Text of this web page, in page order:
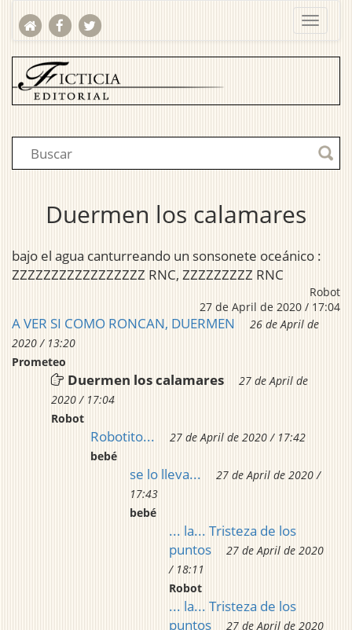
Duermen los calamares
bajo el agua canturreando un sonsonete oceánico :
ZZZZZZZZZZZZZZZZZ RNC, ZZZZZZZZZ RNC
Robot
27 de April de 2020 / 17:04
A VER SI COMO RONCAN, DUERMEN
26 de April de
2020 / 13:20
Prometeo
Duermen los calamares
27 de April de
2020 / 17:04
Robot
Robotito...
27 de April de 2020 / 17:42
bebé
se lo lleva...
27 de April de 2020 /
17:43
bebé
... la... Tristeza de los
puntos
27 de April de 2020
/ 18:11
Robot
... la... Tristeza de los
puntos
27 de April de 2020